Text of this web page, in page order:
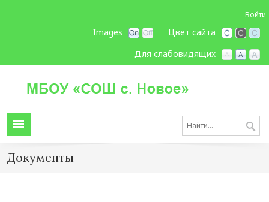
Войти
Цвет сайта
Images
Для слабовидящих
Документы